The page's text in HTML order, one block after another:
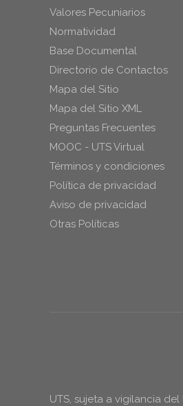
Valores Pecuniarios
Normatividad
Base Documental
Directorio de Contactos
Mapa del Sitio
Mapa del Sitio XML
Preguntas Frecuentes
MOOC - UTS Virtual
Términos y condiciones
Política de privacidad
Aviso de privacidad
Otras Políticas
UTS, sujeta a vigilancia